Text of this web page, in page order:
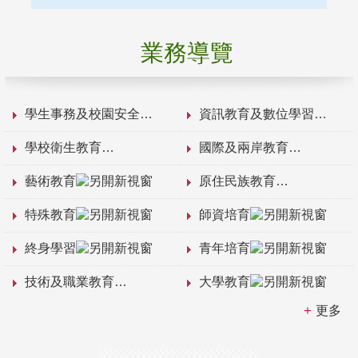
業務導覽
學生事務及校園安全 資訊教育及數位學習
學校衛生教育 國際及兩岸教育
藝術教育 原住民族教育
特殊教育 師資培育
終身學習 青年培育
技術及職業教育 大學教育
更多